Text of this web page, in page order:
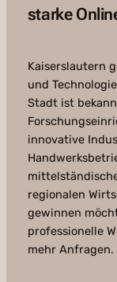
starke
Kaiserslautern
und
Stadt ist
innovative
regionalen
gewinnen
professionelle
mehr Anfragen.